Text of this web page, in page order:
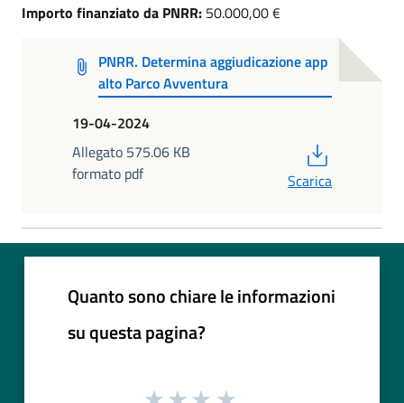
Importo finanziato da PNRR: 50.000,00 €
PNRR. Determina aggiudicazione app
alto Parco Avventura
19-04-2024
Allegato 575.06 KB
formato pdf
Scarica
Quanto sono chiare le informazioni
su questa pagina?